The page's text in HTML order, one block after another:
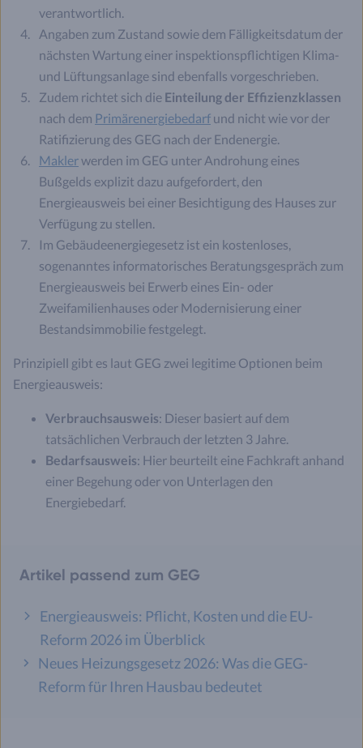
verantwortlich.
Angaben zum Zustand sowie dem Fälligkeitsdatum der
nächsten Wartung einer inspektionspflichtigen Klima-
und Lüftungsanlage sind ebenfalls vorgeschrieben.
Zudem richtet sich die Einteilung der Effizienzklassen
nach dem Primärenergiebedarf und nicht wie vor der
Ratifizierung des GEG nach der Endenergie.
Maklerwerden im GEG unter Androhung eines
Bußgelds explizit dazu aufgefordert, den
Energieausweis bei einer Besichtigung des Hauses zur
Verfügung zu stellen.
Im Gebäudeenergiegesetz ist ein kostenloses,
sogenanntes informatorisches Beratungsgespräch zum
Energieausweis bei Erwerb eines Ein- oder
Zweifamilienhauses oder Modernisierung einer
Bestandsimmobilie festgelegt.
Prinzipiell gibt es laut GEG zwei legitime Optionen beim
Energieausweis:
Verbrauchsausweis: Dieser basiert auf dem
tatsächlichen Verbrauch der letzten 3 Jahre.
Bedarfsausweis: Hier beurteilt eine Fachkraft anhand
einer Begehung oder von Unterlagen den
Energiebedarf.
Artikel passend zum GEG
Energieausweis: Pflicht, Kosten und die EU-
Reform 2026 im Überblick
Neues Heizungsgesetz 2026: Was die GEG-
Reform für Ihren Hausbau bedeutet